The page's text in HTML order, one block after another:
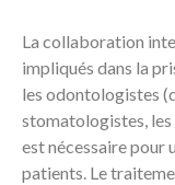
La collaboration
impliqués dans la
les odontologistes
stomatologistes,
est nécessaire pour
patients. Le